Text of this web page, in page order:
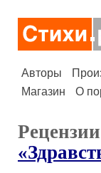
Авторы
Магазин
О